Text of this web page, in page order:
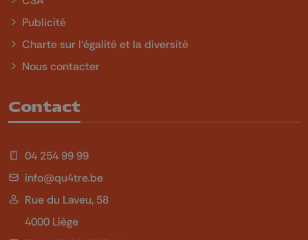
Publicité
Charte sur l'égalité et la diversité
Nous contacter
Contact
04 254 99 99
info@qu4tre.be
Rue du Laveu, 58
4000 Liège